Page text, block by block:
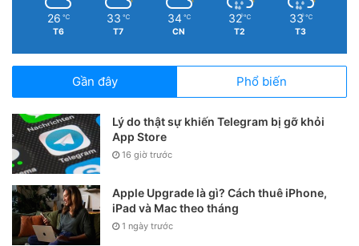
26 ℃
T6
33 ℃
T7
34 ℃
CN
32 ℃
T2
33 ℃
T3
Gần đây Phổ biến
Lý do thật sự khiến Telegram bị gỡ khỏi
App Store
16 giờ trước
Apple Upgrade là gì? Cách thuê iPhone,
iPad và Mac theo tháng
1 ngày trước